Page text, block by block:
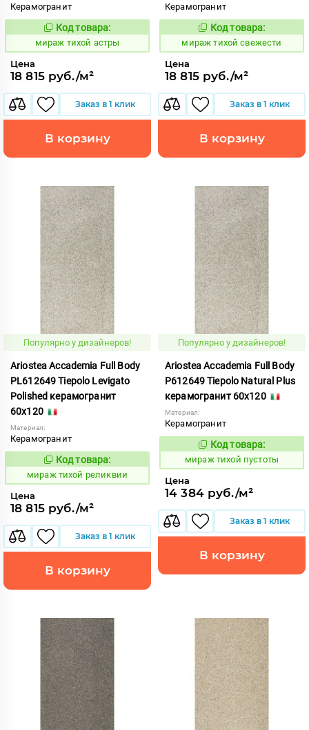
Керамогранит
997081
Код товара:
мираж тихой астры
Цена
18 815 руб./м²
Заказ в 1 клик
В корзину
Керамогранит
997083
Код товара:
мираж тихой свежести
Цена
18 815 руб./м²
Заказ в 1 клик
В корзину
Популярно у дизайнеров!
Ariostea Accademia Full Body
PL612649 Tiepolo Levigato
Polished керамогранит
60x120
Материал:
Керамогранит
997080
Код товара:
мираж тихой реликвии
Цена
18 815 руб./м²
Заказ в 1 клик
В корзину
Популярно у дизайнеров!
Ariostea Accademia Full Body
P612649 Tiepolo Natural Plus
керамогранит 60x120
Материал:
Керамогранит
997074
Код товара:
мираж тихой пустоты
Цена
14 384 руб./м²
Заказ в 1 клик
В корзину